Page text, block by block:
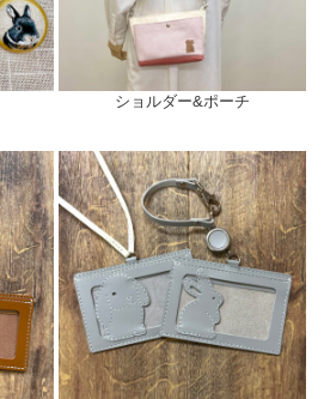
ショルダー&ポーチ